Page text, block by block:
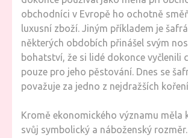
obchodníci v Evropě ho ochotně
luxusní zboží. Jiným příkladem je
některých obdobích přinášel svým
bohatství, že si lidé dokonce vyčlenili
pouze pro jeho pěstování. Dnes se
považuje za jedno z nejdražších
Kromě ekonomického významu měla
svůj symbolický a náboženský